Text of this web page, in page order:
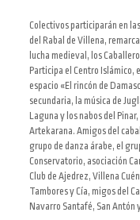
Colectivos participarán en
del Rabal de Villena,
lucha medieval, los
Participa el Centro Islámico,
espacio «El rincón de
secundaria, la música de
Laguna y los nabos del
Artekarana. Amigos del
grupo de danza árabe, el
Conservatorio, asociación
Club de Ajedrez, Villena
Tambores y Cía, migos del
Navarro Santafé, San Antón